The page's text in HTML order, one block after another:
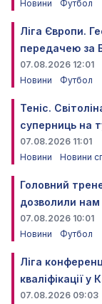
Новини Футбол
Ліга Європи.
передачею за
07.08.2026 12:01
Новини
Футбол
Теніс.
суперниць на
07.08.2026 11:01
Новини
Новини
Головний
дозволили нам
07.08.2026 10:01
Новини
Футбол
Ліга
кваліфікації
07.08.2026 09:03